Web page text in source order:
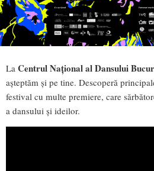
La Centrul Național al Dansului
așteptăm și pe tine. Descoperă
festival cu multe premiere, care
a dansului și ideilor.